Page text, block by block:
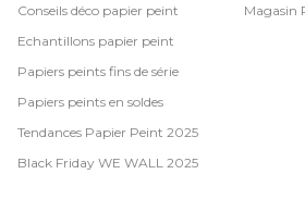
Conseils déco papier peint
Echantillons papier peint
Papiers peints fins de série
Papiers peints en soldes
Tendances Papier Peint 2025
Black Friday WE WALL 2025
Magasin